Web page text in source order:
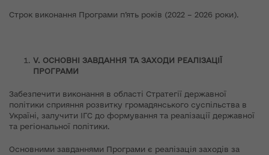
Строк виконання Програми п’ять років (2022 – 2026 роки).
V. ОСНОВНІ ЗАВДАННЯ ТА ЗАХОДИ РЕАЛІЗАЦІЇ
ПРОГРАМИ
Забезпечити виконання в області Стратегії державної
політики сприяння розвитку громадянського суспільства в
Україні, залучити ІГС до формування та реалізації державної
та регіональної політики.
Основними завданнями Програми є реалізація заходів за